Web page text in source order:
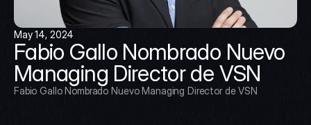
May 14, 2024
Fabio Gallo Nombrado Nuevo
Managing Director de VSN
Fabio Gallo Nombrado Nuevo Managing Director de VSN